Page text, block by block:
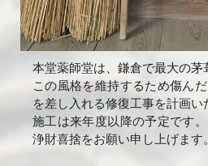
本堂薬師堂は、鎌倉で最大の茅
この風格を維持するため傷ん
を差し入れる修復工事を計画い
施工は来年度以降の予定です
浄財喜捨をお願い申し上げます。